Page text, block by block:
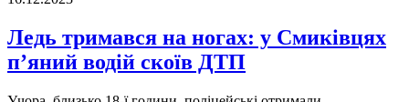
Ледь тримався на ногах: у Смиківцях
п’яний водій скоїв ДТП